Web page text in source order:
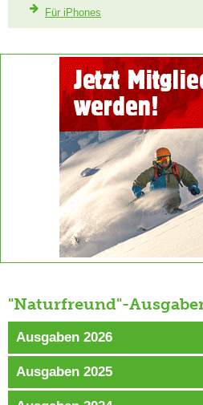
Für iPhones
"Naturfreund"-
Ausgaben 2026
Ausgaben 2025